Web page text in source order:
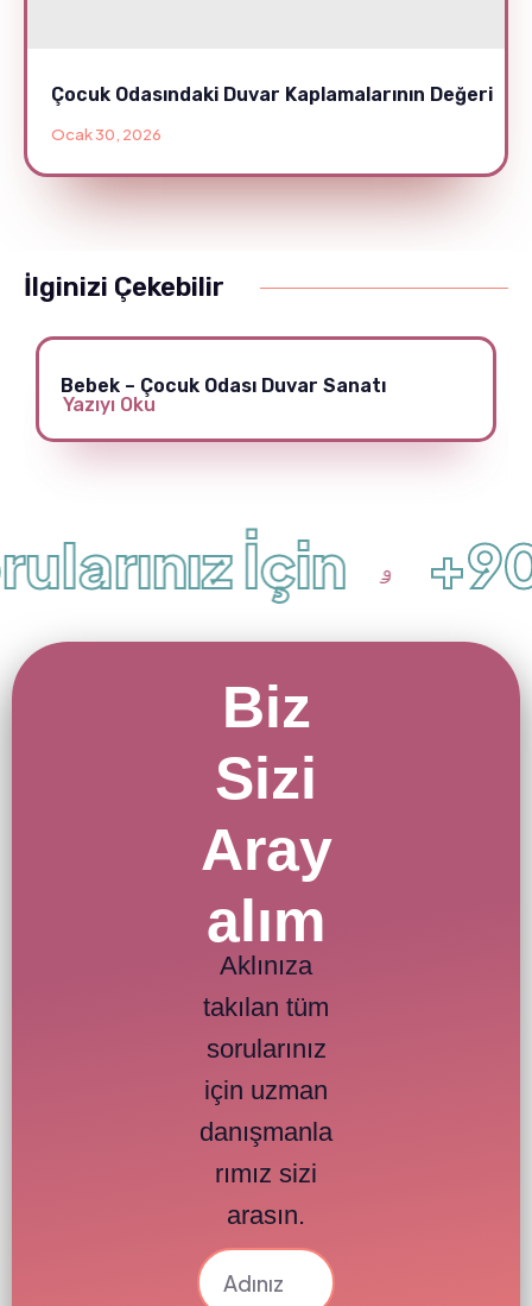
Çocuk Odasındaki Duvar Kaplamalarının Değeri
Ocak 30, 2026
İlginizi Çekebilir
Bebek – Çocuk Odası Duvar Sanatı
Yazıyı Oku
İçin
Biz
Sizi
Aray
alım
Aklınıza
takılan tüm
sorularınız
için uzman
danışmanla
rımız sizi
arasın.